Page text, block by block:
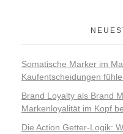
Somatische Marker im
Kaufentscheidungen
Brand Loyalty als Brand
Markenloyalität im Kopf
Die Action Getter-Logik: